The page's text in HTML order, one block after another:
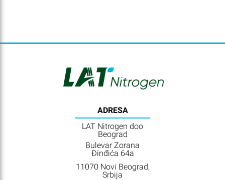
ADRESA
LAT Nitrogen doo
Beograd
Bulevar Zorana
Đinđića 64a
11070 Novi Beograd,
Srbija